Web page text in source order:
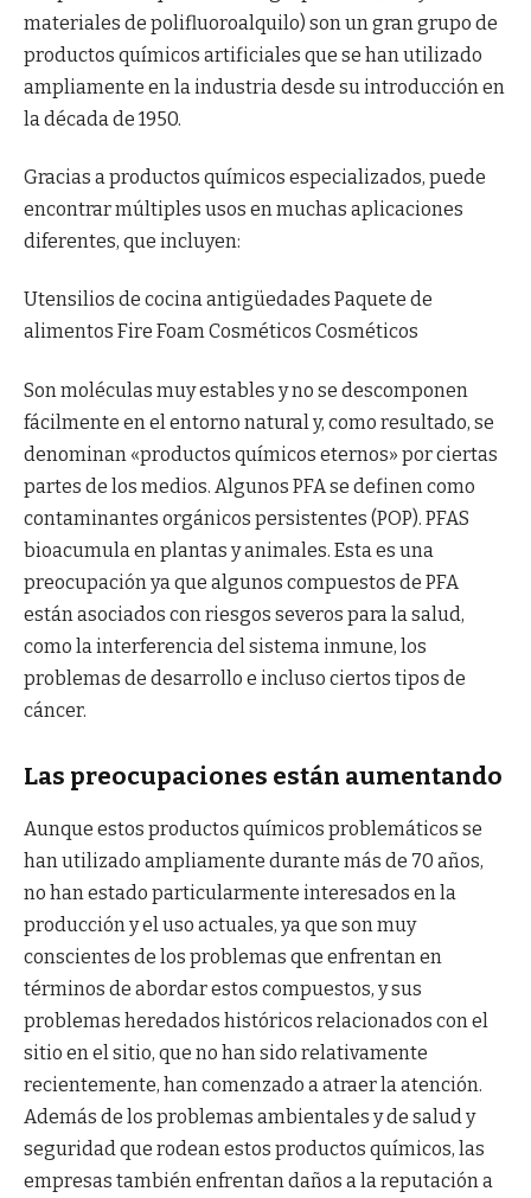
materiales de polifluoroalquilo) son un gran grupo de
productos químicos artificiales que se han utilizado
ampliamente en la industria desde su introducción en
la década de 1950.
Gracias a productos químicos especializados, puede
encontrar múltiples usos en muchas aplicaciones
diferentes, que incluyen:
Utensilios de cocina antigüedades Paquete de
alimentos Fire Foam Cosméticos Cosméticos
Son moléculas muy estables y no se descomponen
fácilmente en el entorno natural y, como resultado, se
denominan «productos químicos eternos» por ciertas
partes de los medios. Algunos PFA se definen como
contaminantes orgánicos persistentes (POP). PFAS
bioacumula en plantas y animales. Esta es una
preocupación ya que algunos compuestos de PFA
están asociados con riesgos severos para la salud,
como la interferencia del sistema inmune, los
problemas de desarrollo e incluso ciertos tipos de
cáncer.
Las preocupaciones están aumentando
Aunque estos productos químicos problemáticos se
han utilizado ampliamente durante más de 70 años,
no han estado particularmente interesados en la
producción y el uso actuales, ya que son muy
conscientes de los problemas que enfrentan en
términos de abordar estos compuestos, y sus
problemas heredados históricos relacionados con el
sitio en el sitio, que no han sido relativamente
recientemente, han comenzado a atraer la atención.
Además de los problemas ambientales y de salud y
seguridad que rodean estos productos químicos, las
empresas también enfrentan daños a la reputación a